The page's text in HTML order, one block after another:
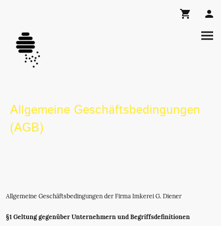
Allgemeine Geschäftsbedingungen
(AGB)
Allgemeine Geschäftsbedingungen der Firma Imkerei G. Diener
§1 Geltung gegenüber Unternehmern und Begriffsdefinitionen